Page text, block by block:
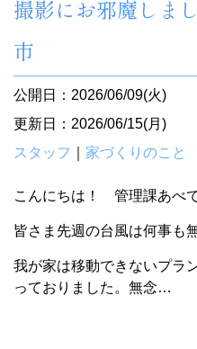
撮影にお邪魔しま
市
公開日：2026/06/09(火)
更新日：2026/06/15(月)
スタッフ
家づくりのこと
こんにちは！ 管理課あべで
皆さま先週の台風は何事も
我が家は移動できないプラ
っておりました。無念…